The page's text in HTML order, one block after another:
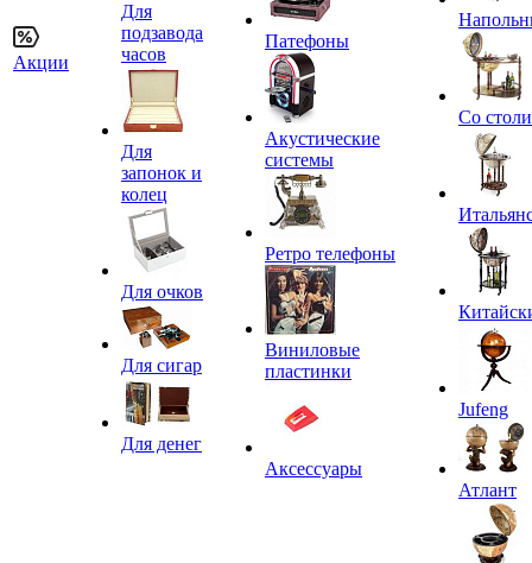
Акции
Для
подзавода
часов
Для
запонок и
колец
Для очков
Для сигар
Для денег
Патефоны
Акустические
системы
Ретро телефоны
Виниловые
пластинки
Аксессуары
Со
Jufeng
Атлант